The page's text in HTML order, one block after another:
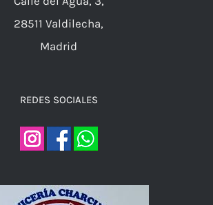
28511 Valdilecha,
Madrid
REDES SOCIALES